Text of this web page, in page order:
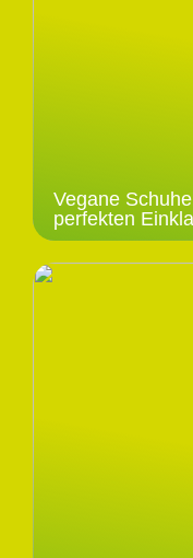
Vegane
perfekten